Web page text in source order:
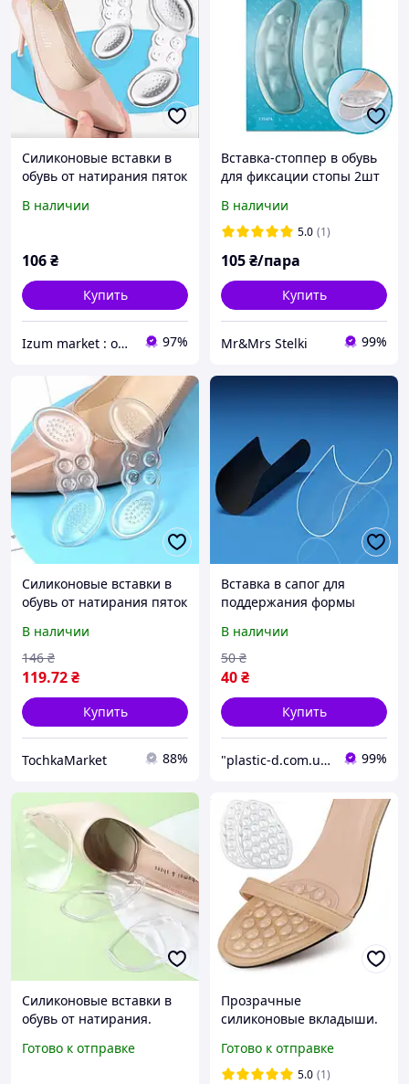
Силиконовые вставки в
обувь от натирания пяток
В наличии
106₴
Купить
Izum market : оригінальні подарунки | декор і дизайн 97%
Вставка-стоппер в обувь
для фиксации стопы 2шт
В наличии
5.0 (1)
105₴/пара
Купить
Mr&Mrs Stelki 99%
Силиконовые вставки в
обувь от натирания пяток
В наличии
119.72₴
146 ₴
Купить
TochkaMarket 88%
Вставка в сапог для
поддержания формы
формодержатель для
обуви
В наличии
40₴
50 ₴
Купить
"plastic-d.com.ua" - производство акриловых изделий для бизнеса 99%
Силиконовые вставки в
обувь от натирания.
полустельки для
Готово к отправке
Прозрачные
силиконовые вкладыши.
переднюю часть стопы
массажные
Готово к отправке
5.0 (1)